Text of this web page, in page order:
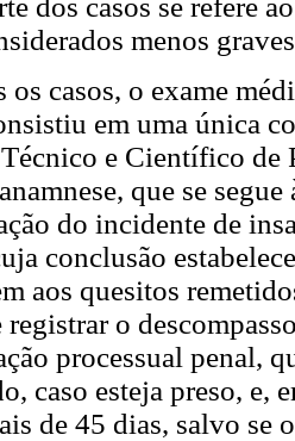
dos casos se refere
menos
os casos, o exame
em uma única
e Científico de
que se
do incidente de
conclusão
aos quesitos
registrar o
processual penal,
caso esteja preso, e,
de 45 dias, salvo se